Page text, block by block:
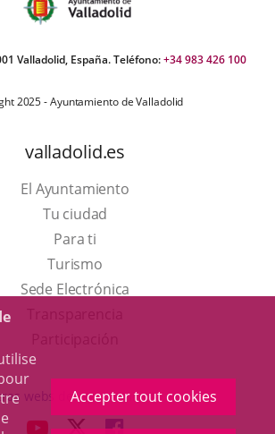
Accepter tout cookies
Valladolid, España. Teléfono:+34 983 426 100
2025 - Ayuntamiento de Valladolid
valladolid.es
El Ayuntamiento
Tu ciudad
Para ti
TurismoEste
enlace
una
ventana
Sede Electrónica
externa.
webs del ayuntamiento
ENLACEENLACEENLACE